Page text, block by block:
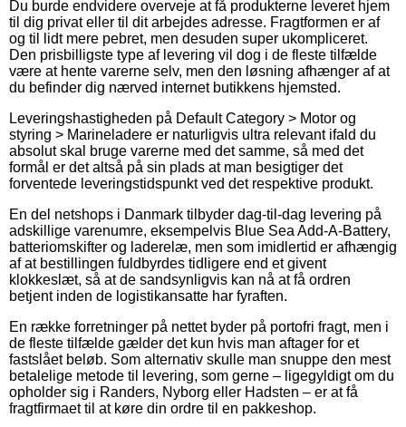
Du burde endvidere overveje at få produkterne leveret hjem
til dig privat eller til dit arbejdes adresse. Fragtformen er af
og til lidt mere pebret, men desuden super ukompliceret.
Den prisbilligste type af levering vil dog i de fleste tilfælde
være at hente varerne selv, men den løsning afhænger af at
du befinder dig nærved internet butikkens hjemsted.
Leveringshastigheden på Default Category > Motor og
styring > Marineladere er naturligvis ultra relevant ifald du
absolut skal bruge varerne med det samme, så med det
formål er det altså på sin plads at man besigtiger det
forventede leveringstidspunkt ved det respektive produkt.
En del netshops i Danmark tilbyder dag-til-dag levering på
adskillige varenumre, eksempelvis Blue Sea Add-A-Battery,
batteriomskifter og laderelæ, men som imidlertid er afhængig
af at bestillingen fuldbyrdes tidligere end et givent
klokkeslæt, så at de sandsynligvis kan nå at få ordren
betjent inden de logistikansatte har fyraften.
En række forretninger på nettet byder på portofri fragt, men i
de fleste tilfælde gælder det kun hvis man aftager for et
fastslået beløb. Som alternativ skulle man snuppe den mest
betalelige metode til levering, som gerne – ligegyldigt om du
opholder sig i Randers, Nyborg eller Hadsten – er at få
fragtfirmaet til at køre din ordre til en pakkeshop.